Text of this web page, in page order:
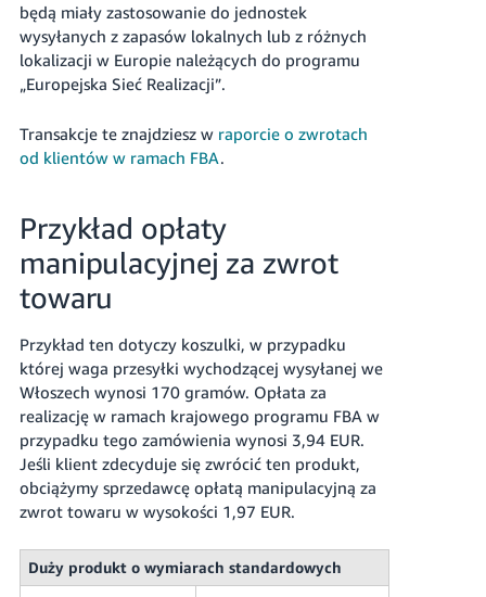
będą miały zastosowanie do jednostek
wysyłanych z zapasów lokalnych lub z różnych
lokalizacji w Europie należących do programu
„Europejska Sieć Realizacji”.
Transakcje te znajdziesz w raporcie o zwrotach
od klientów w ramach FBA.
Przykład opłaty
manipulacyjnej za zwrot
towaru
Przykład ten dotyczy koszulki, w przypadku
której waga przesyłki wychodzącej wysyłanej we
Włoszech wynosi 170 gramów. Opłata za
realizację w ramach krajowego programu FBA w
przypadku tego zamówienia wynosi 3,94 EUR.
Jeśli klient zdecyduje się zwrócić ten produkt,
obciążymy sprzedawcę opłatą manipulacyjną za
zwrot towaru w wysokości 1,97 EUR.
Duży produkt o wymiarach standardowych